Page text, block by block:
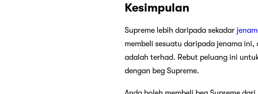
Kesimpulan
Supreme lebih daripada sekadar
membeli sesuatu daripada jenama
adalah terhad. Rebut peluang ini
dengan beg Supreme.